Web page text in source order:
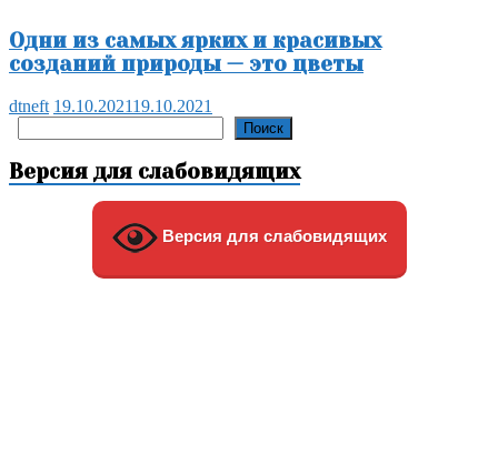
Одни из самых ярких и красивых
созданий природы — это цветы
dtneft 19.10.202119.10.2021
Поиск
Версия для слабовидящих
Версия для слабовидящих